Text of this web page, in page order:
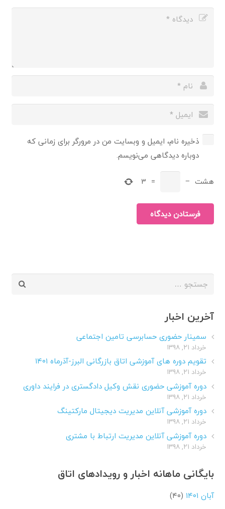
ذخیره نام، ایمیل و وبسایت من در مرورگر برای زمانی که
دوباره دیدگاهی می‌نویسم.
هشت −
=
3
فرستادن دیدگاه
جستجو
آخرین اخبار
سمینار حضوری حسابرسی تامین اجتماعی
خرداد ۲۱, ۱۳۹۸
تقویم دوره های آموزشی اتاق بازرگانی البرز-آذرماه ۱۴۰۱
خرداد ۲۱, ۱۳۹۸
دوره آموزشی حضوری نقش وکیل دادگستری در فرایند داوری
خرداد ۲۱, ۱۳۹۸
دوره آموزشی آنلاین مدیریت دیجیتال مارکتینگ
خرداد ۲۱, ۱۳۹۸
دوره آموزشی آنلاین مدیریت ارتباط با مشتری
خرداد ۲۱, ۱۳۹۸
بایگانی ماهانه اخبار و رویدادهای اتاق
آبان ۱۴۰۱
(۴۰)